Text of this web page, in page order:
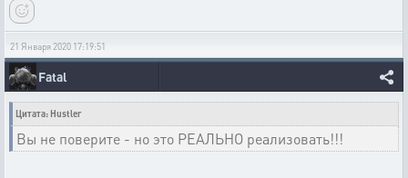
21 Января 2020 17:19:51
Fatal
Цитата: Hustler
Вы не поверите - но это РЕАЛЬНО реализовать!!!